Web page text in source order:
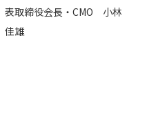
表取締役会長・CMO 小林
佳雄